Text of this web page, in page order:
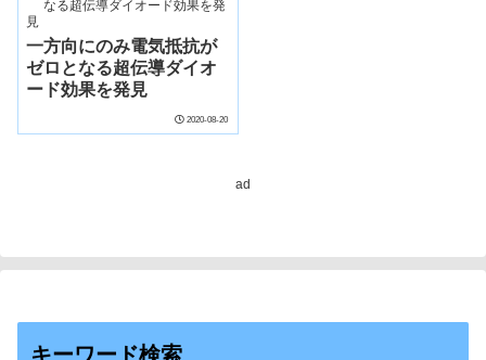
ultra-efficient quantum
electronic devices)
一方向にのみ電気抵抗が
ゼロとなる超伝導ダイオ
ード効果を発見
2020-08-20
ad
キーワード検索